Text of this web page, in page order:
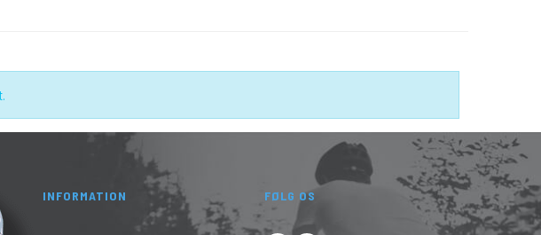
INFORMATION FØLG OS